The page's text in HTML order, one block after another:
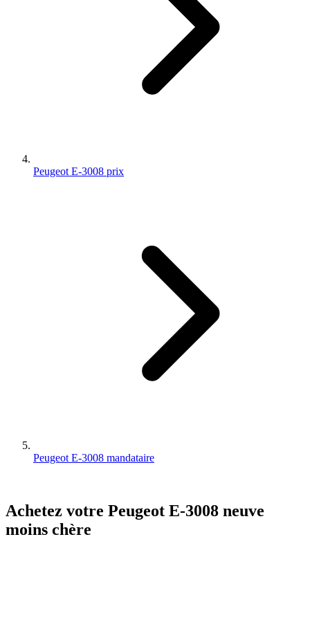
Peugeot E-3008 prix
Peugeot E-3008 mandataire
Achetez votre Peugeot E-3008 neuve
moins chère